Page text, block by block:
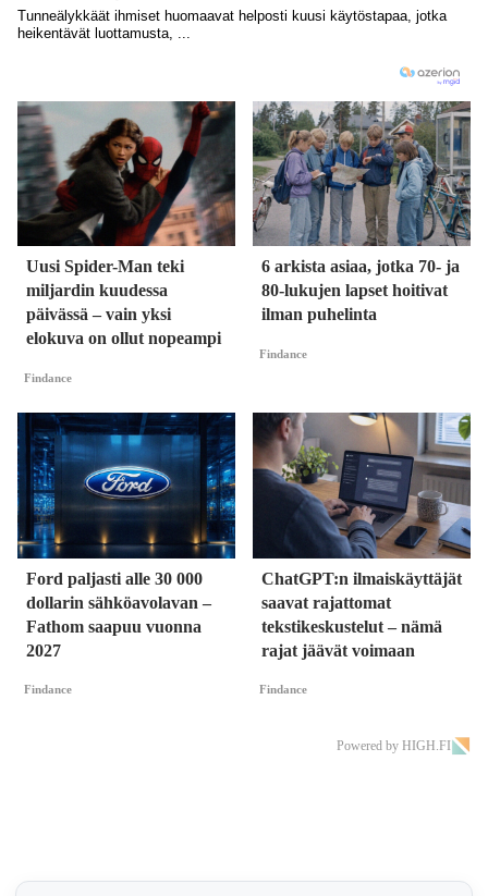
Uusi Spider-Man teki
miljardin kuudessa
päivässä – vain yksi
elokuva on ollut nopeampi
Findance
6 arkista asiaa, jotka 70- ja
80-lukujen lapset hoitivat
ilman puhelinta
Findance
Ford paljasti alle 30 000
dollarin sähköavolavan –
Fathom saapuu vuonna
2027
Findance
ChatGPT:n ilmaiskäyttäjät
saavat rajattomat
tekstikeskustelut – nämä
rajat jäävät voimaan
Findance
Powered by HIGH.FI